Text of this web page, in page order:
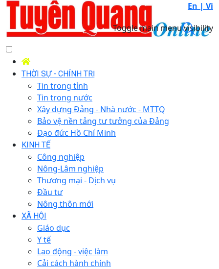
En | Vi
Toggle main menu visibility
THỜI SỰ - CHÍNH TRỊ
Tin trong tỉnh
Tin trong nước
Xây dựng Đảng - Nhà nước - MTTQ
Bảo vệ nền tảng tư tưởng của Đảng
Đạo đức Hồ Chí Minh
KINH TẾ
Công nghiệp
Nông-Lâm nghiệp
Thương mại - Dịch vụ
Đầu tư
Nông thôn mới
XÃ HỘI
Giáo dục
Y tế
Lao động - việc làm
Cải cách hành chính